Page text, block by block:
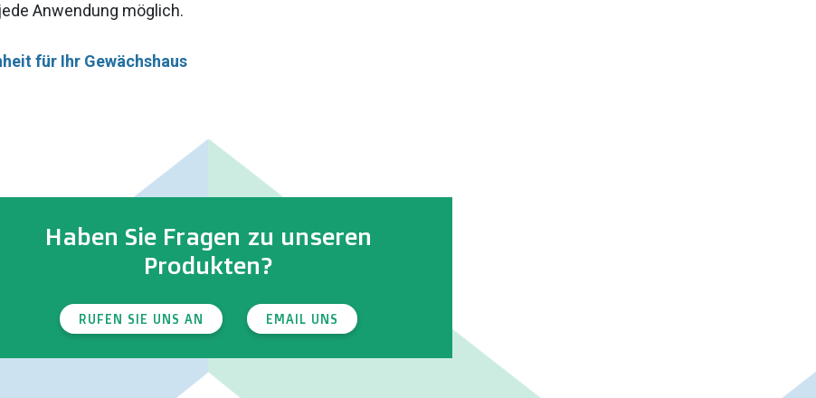
Anwendung möglich.
für Ihr Gewächshaus
Haben Sie Fragen zu unseren
Produkten?
RUFEN SIE UNS AN EMAIL UNS